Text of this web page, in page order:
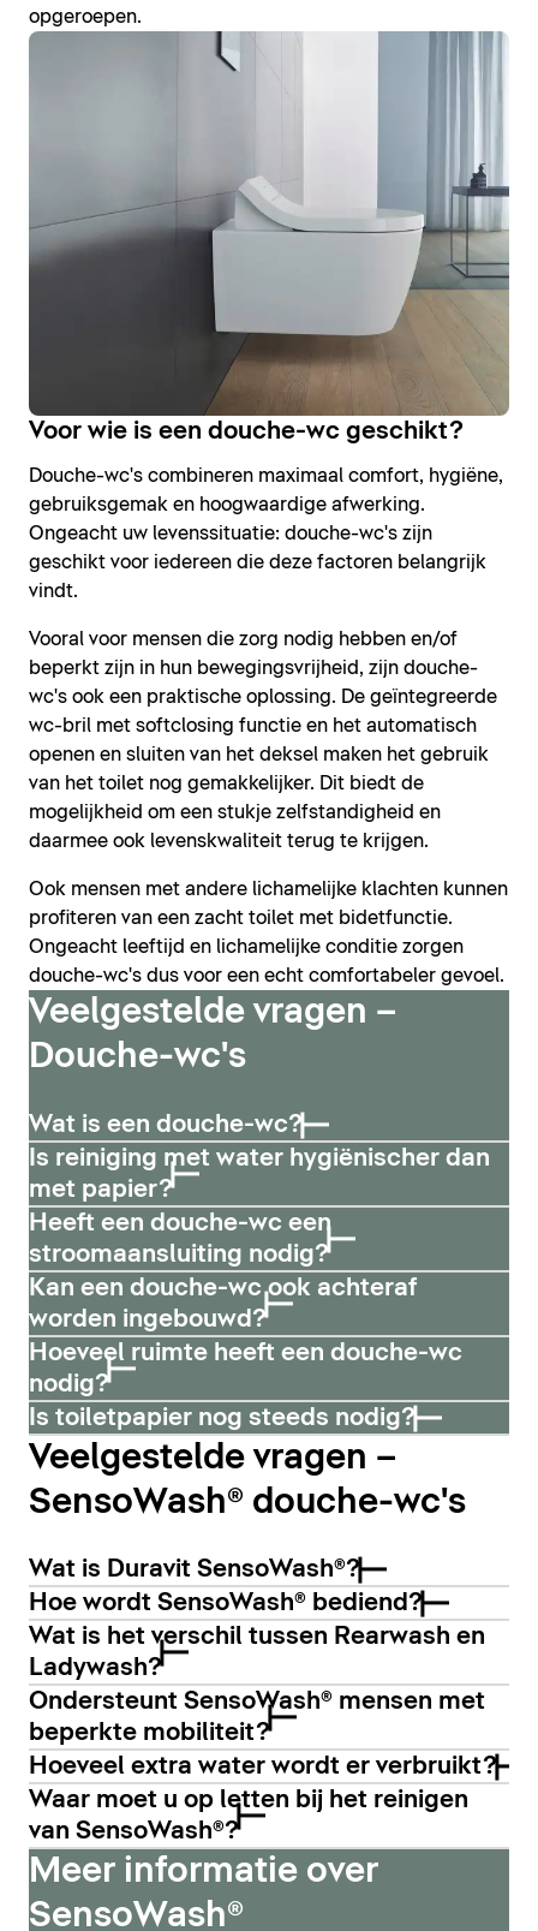
opgeroepen.
Voor wie is een douche-wc geschikt?
Douche-wc's combineren maximaal comfort, hygiëne,
gebruiksgemak en hoogwaardige afwerking.
Ongeacht uw levenssituatie: douche-wc's zijn
geschikt voor iedereen die deze factoren belangrijk
vindt.
Vooral voor mensen die zorg nodig hebben en/of
beperkt zijn in hun bewegingsvrijheid, zijn douche-
wc's ook een praktische oplossing. De geïntegreerde
wc-bril met softclosing functie en het automatisch
openen en sluiten van het deksel maken het gebruik
van het toilet nog gemakkelijker. Dit biedt de
mogelijkheid om een stukje zelfstandigheid en
daarmee ook levenskwaliteit terug te krijgen.
Ook mensen met andere lichamelijke klachten kunnen
profiteren van een zacht toilet met bidetfunctie.
Ongeacht leeftijd en lichamelijke conditie zorgen
douche-wc's dus voor een echt comfortabeler gevoel.
Veelgestelde vragen –
Douche-wc's
Wat is een douche-wc?
Is reiniging met water hygiënischer dan
met papier?
Heeft een douche-wc een
stroomaansluiting nodig?
Kan een douche-wc ook achteraf
worden ingebouwd?
Hoeveel ruimte heeft een douche-wc
nodig?
Is toiletpapier nog steeds nodig?
Veelgestelde vragen –
SensoWash® douche-wc's
Wat is Duravit SensoWash®?
Hoe wordt SensoWash® bediend?
Wat is het verschil tussen Rearwash en
Ladywash?
Ondersteunt SensoWash® mensen met
beperkte mobiliteit?
Hoeveel extra water wordt er verbruikt?
Waar moet u op letten bij het reinigen
van SensoWash®?
Meer informatie over
SensoWash®